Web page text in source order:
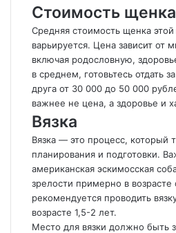
Стоимость щенка
Средняя стоимость щенка
варьируется. Цена зависит от
включая родословную,
в среднем, готовьтесь отдать
друга от 30 000 до 50 000
важнее не цена, а здоровье и
Вязка
Вязка — это процесс, который
планирования и подготовки.
американская эскимосская
зрелости примерно в
рекомендуется проводить
возрасте 1,5-2 лет.
Место для вязки должно быть